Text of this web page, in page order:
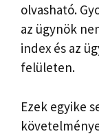
olvasható.
az ügynök
index és az
felületen.
Ezek egyike